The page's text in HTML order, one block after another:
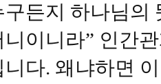
구든지 하나님의
니이니라” 인간
니다. 왜냐하면